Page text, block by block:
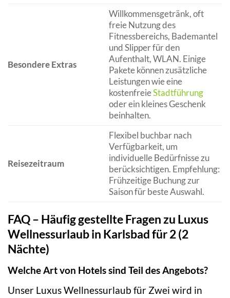
Besondere Extras
Willkommensgetränk, oft
freie Nutzung des
Fitnessbereichs, Bademantel
und Slipper für den
Aufenthalt, WLAN. Einige
Pakete können zusätzliche
Leistungen wie eine
kostenfreieStadtführung
oder ein kleines Geschenk
beinhalten.
Reisezeitraum
Flexibel buchbar nach
Verfügbarkeit, um
individuelle Bedürfnisse zu
berücksichtigen. Empfehlung:
Frühzeitige Buchung zur
Saison für beste Auswahl.
FAQ – Häufig gestellte Fragen zu Luxus
Wellnessurlaub in Karlsbad für 2 (2
Nächte)
Welche Art von Hotels sind Teil des Angebots?
Unser Luxus Wellnessurlaub für Zwei wird in